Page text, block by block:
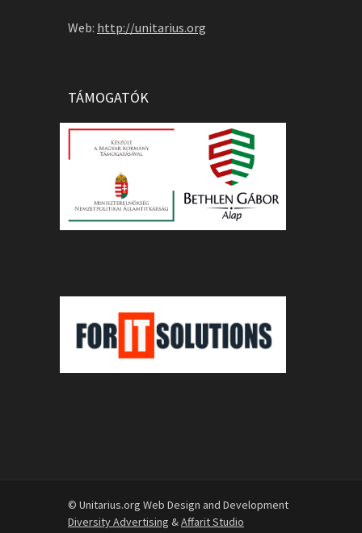
Web: http://unitarius.org
TÁMOGATÓK
© Unitarius.org Web Design and Development
Diversity Advertising &Affarit Studio